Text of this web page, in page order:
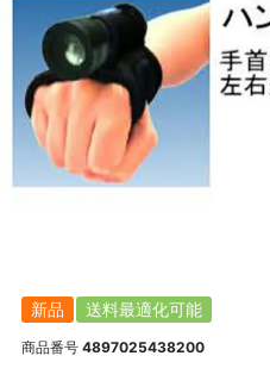
新品 送料最適化可能
商品番号 4897025438200